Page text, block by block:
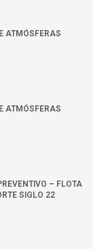
ATMÓSFERAS
ATMÓSFERAS
– FLOTA
SIGLO 22